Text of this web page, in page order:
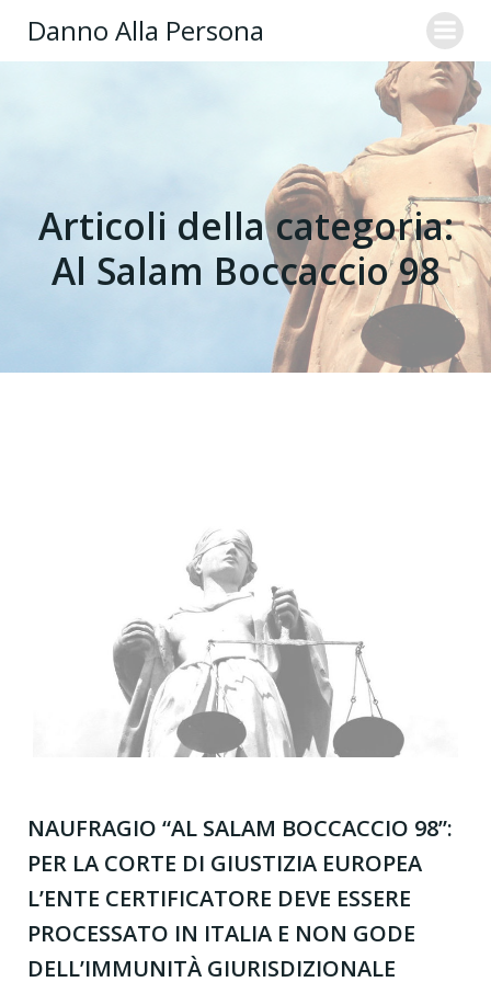
Danno Alla Persona
Articoli della categoria:
Al Salam Boccaccio 98
NAUFRAGIO “AL SALAM BOCCACCIO 98”:
PER LA CORTE DI GIUSTIZIA EUROPEA
L’ENTE CERTIFICATORE DEVE ESSERE
PROCESSATO IN ITALIA E NON GODE
DELL’IMMUNITÀ GIURISDIZIONALE